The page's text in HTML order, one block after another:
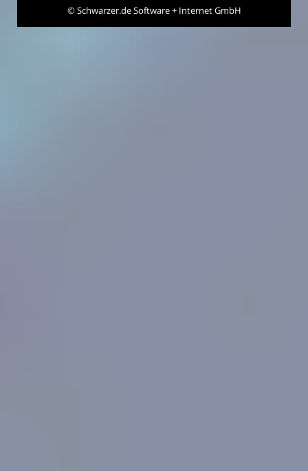
©Schwarzer.de Software + Internet GmbH